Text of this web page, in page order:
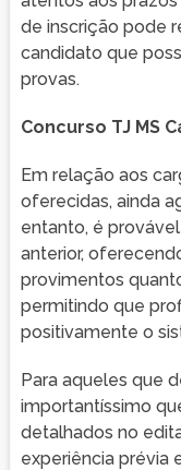
de inscrição pode
candidato que
provas.
Concurso TJ MS
Em relação aos
oferecidas, ainda
entanto, é
anterior,
provimentos
permitindo que
positivamente o
Para aqueles que
importantíssimo
detalhados no
experiência prévia